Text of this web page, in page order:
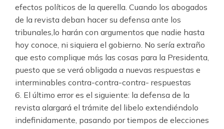
efectos políticos de la querella. Cuando los abogados
de la revista deban hacer su defensa ante los
tribunales,lo harán con argumentos que nadie hasta
hoy conoce, ni siquiera el gobierno. No sería extraño
que esto complique más las cosas para la Presidenta,
puesto que se verá obligada a nuevas respuestas e
interminables contra-contra-contra- respuestas
6. El último error es el siguiente: la defensa de la
revista alargará el trámite del libelo extendiéndolo
indefinidamente, pasando por tiempos de elecciones